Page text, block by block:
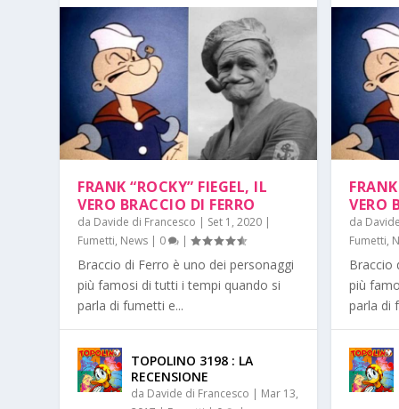
FRANK “ROCKY” FIEGEL, IL
VERO BRACCIO DI FERRO
da Davide di Francesco | Set 1, 2020 |
Fumetti, News | 0 |
Braccio di Ferro è uno dei personaggi
più famosi di tutti i tempi quando si
parla di fumetti e...
TOPOLINO 3198 : LA
RECENSIONE
da Davide di Francesco | Mar 13,
VERO
da
Fumetti,
Braccio
più
parla di